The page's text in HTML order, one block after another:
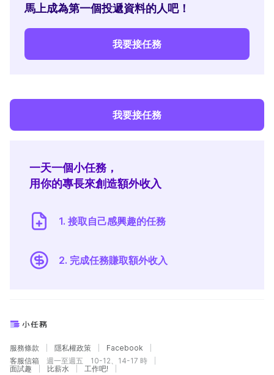
馬上成為第一個投遞資料的人吧！
我要接任務
我要接任務
一天一個小任務，
用你的專長來創造額外收入
1. 接取自己感興趣的任務
2. 完成任務賺取額外收入
服務條款 隱私權政策
Facebook
客服信箱
週一至週五 10-12、14-17 時
面試趣
比薪水 工作吧!